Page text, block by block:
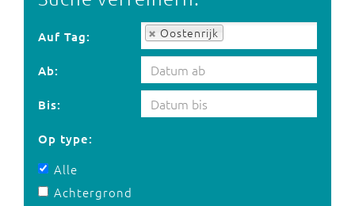
Auf Tag: Oostenrijk
Auf Tag:
Ab:
Bis:
Op type:
Alle
Achtergrond